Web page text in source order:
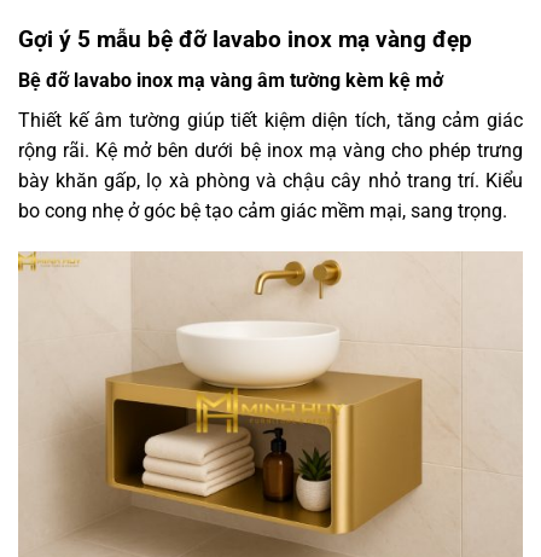
Gợi ý 5 mẫu bệ đỡ lavabo inox mạ vàng đẹp
Bệ đỡ lavabo inox mạ vàng âm tường kèm kệ mở
Thiết kế âm tường giúp tiết kiệm diện tích, tăng cảm giác
rộng rãi. Kệ mở bên dưới bệ inox mạ vàng cho phép trưng
bày khăn gấp, lọ xà phòng và chậu cây nhỏ trang trí. Kiểu
bo cong nhẹ ở góc bệ tạo cảm giác mềm mại, sang trọng.